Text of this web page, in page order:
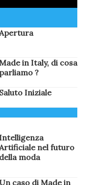
in Italy, di cosa
parliamo ?
Saluto Iniziale
Intelligenza
nel futuro
della moda
Un caso di Made in